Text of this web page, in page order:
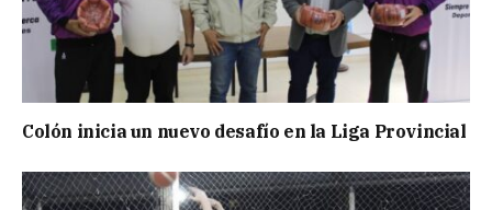
Colón inicia un nuevo desafío en la Liga Provincial